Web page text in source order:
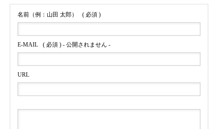
名前（例：山田 太郎） ( 必須 )
E-MAIL ( 必須 ) - 公開されません -
URL